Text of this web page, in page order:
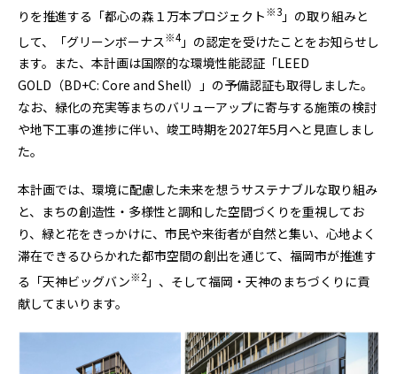
りを推進する「都心の森１万本プロジェクト※3 」の取り組みと
して、「グリーンボーナス※4 」の認定を受けたことをお知らせし
ます。また、本計画は国際的な環境性能認証「LEED
GOLD （BD+C: Core and Shell）」の予備認証も取得しました。
なお、緑化の充実等まちのバリューアップに寄与する施策の検討
や地下工事の進捗に伴い、竣工時期を2027年5月へと見直しまし
た。
本計画では、環境に配慮した未来を想うサステナブルな取り組み
と、まちの創造性・多様性と調和した空間づくりを重視してお
り、緑と花をきっかけに、市民や来街者が自然と集い、心地よく
滞在できるひらかれた都市空間の創出を通じて、福岡市が推進す
る「天神ビッグバン※2」、そして福岡・天神のまちづくりに貢
献してまいります。